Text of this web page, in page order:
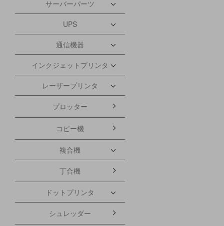
サーバーパーツ
UPS
通信機器
インクジェットプリンタ
レーザープリンタ
プロッター
コピー機
複合機
丁合機
ドットプリンタ
シュレッダー